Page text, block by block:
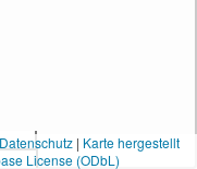
| Karte hergestellt
License (ODbL)